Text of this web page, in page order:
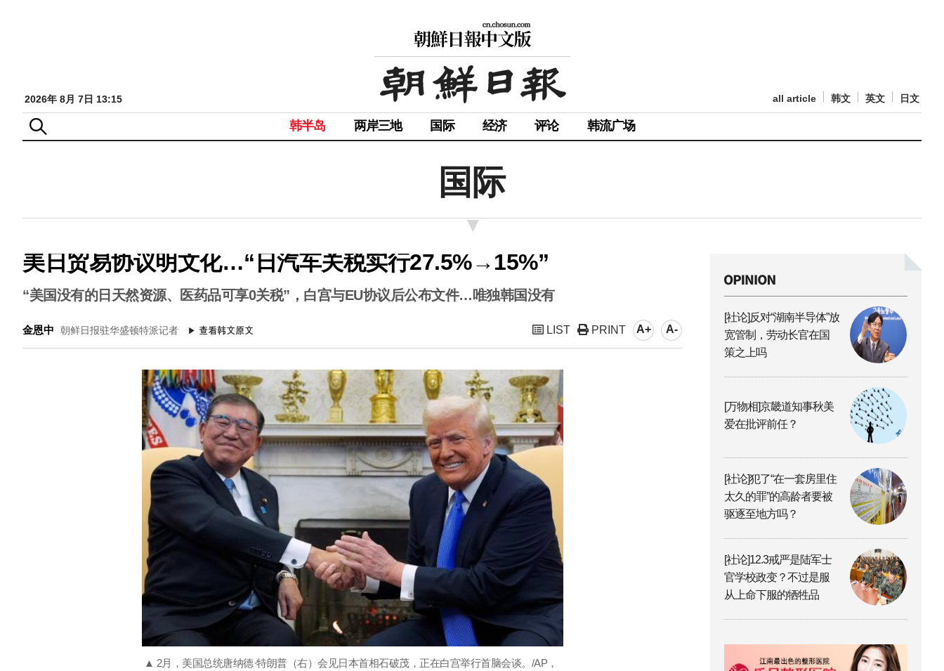
2026年 8月 7日 13:15 all article 韩文 英文 日文
韩半岛 两岸三地 国际 经济 评论 韩流广场
国际
美日贸易协议明文化…“日汽车关税实行27.5%→15%”
“美国没有的日天然资源、医药品可享0关税”，白宫与EU协议后公布文件…唯独韩国没有
金恩中 朝鲜日报驻华盛顿特派记者 LIST PRINT A+ A-
▲ 2月，美国总统唐纳德·特朗普（右）会见日本首相石破茂，正在白宫举行首脑会谈。/AP，
[社论]反对“湖南半导体”放
宽管制，劳动长官在国
策之上吗
[万物相]京畿道知事秋美
爱在批评前任？
[社论]犯了“在一套房里住
太久的罪”的高龄者要被
驱逐至地方吗？
[社论]12.3戒严是陆军士
官学校政变？不过是服
从上命下服的牺牲品